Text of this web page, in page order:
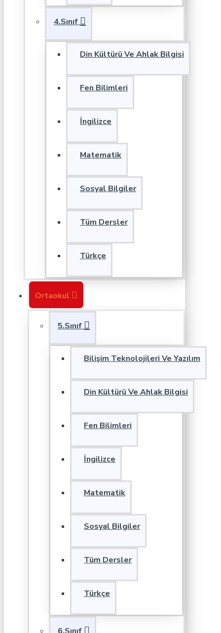
4.Sınıf
Din Kültürü Ve Ahlak Bilgisi
Fen Bilimleri
İngilizce
Matematik
Sosyal Bilgiler
Tüm Dersler
Türkçe
Ortaokul
5.Sınıf
Bilişim Teknolojileri Ve Yazılım
Din Kültürü Ve Ahlak Bilgisi
Fen Bilimleri
İngilizce
Matematik
Sosyal Bilgiler
Tüm Dersler
Türkçe